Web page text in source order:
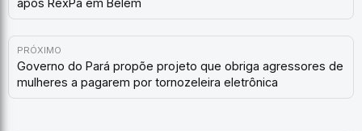
após RexPa em Belém
PRÓXIMO
Governo do Pará propõe projeto que obriga agressores de
mulheres a pagarem por tornozeleira eletrônica